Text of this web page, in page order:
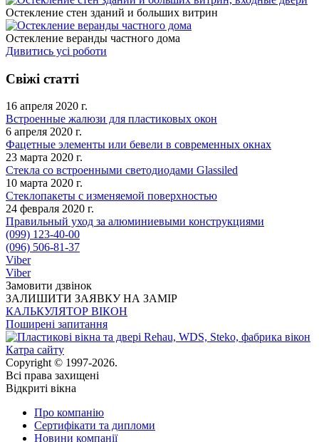
Остекление стен зданий и больших витрин
Остекление веранды частного дома
Дивитись усі роботи
Свіжі статті
16 апреля 2020 г.
Встроенные жалюзи для пластиковых окон
6 апреля 2020 г.
Фацетные элементы или бевели в современных окнах
23 марта 2020 г.
Стекла со встроенными светодиодами Glassiled
10 марта 2020 г.
Стеклопакеты с изменяемой поверхностью
24 февраля 2020 г.
Правильный уход за алюминиевыми конструкциями
(099) 123-40-00
(096) 506-81-37
Viber
Viber
Замовити дзвінок
ЗАЛИШИТИ ЗАЯВКУ НА ЗАМІР
КАЛЬКУЛЯТОР ВІКОН
Поширені запитання
Катра сайту
Copyright © 1997-2026.
Всі права захищені
Відкриті вікна
Про компанію
Сертифікати та дипломи
Новини компанії